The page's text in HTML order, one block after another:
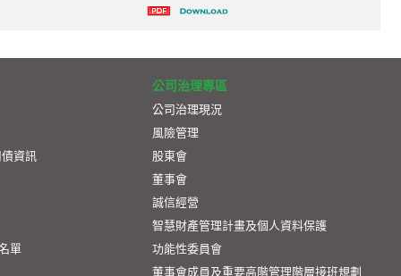
資訊
單
公司治理專區
公司治理現況
風險管理
股東會
董事會
誠信經營
智慧財產管理計畫及個人資料保護
功能性委員會
董事會成員及重要高階管理階層接班規劃